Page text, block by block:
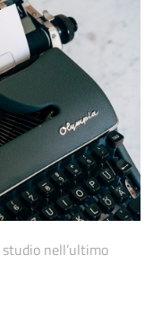
nell’ultimo